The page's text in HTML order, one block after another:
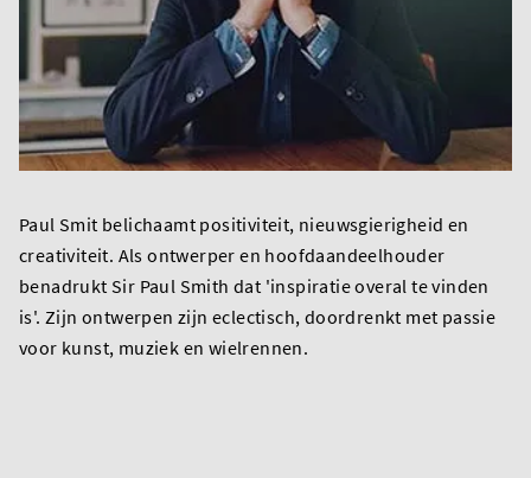
Paul Smit belichaamt positiviteit, nieuwsgierigheid en
creativiteit. Als ontwerper en hoofdaandeelhouder
benadrukt Sir Paul Smith dat 'inspiratie overal te vinden
is'. Zijn ontwerpen zijn eclectisch, doordrenkt met passie
voor kunst, muziek en wielrennen.